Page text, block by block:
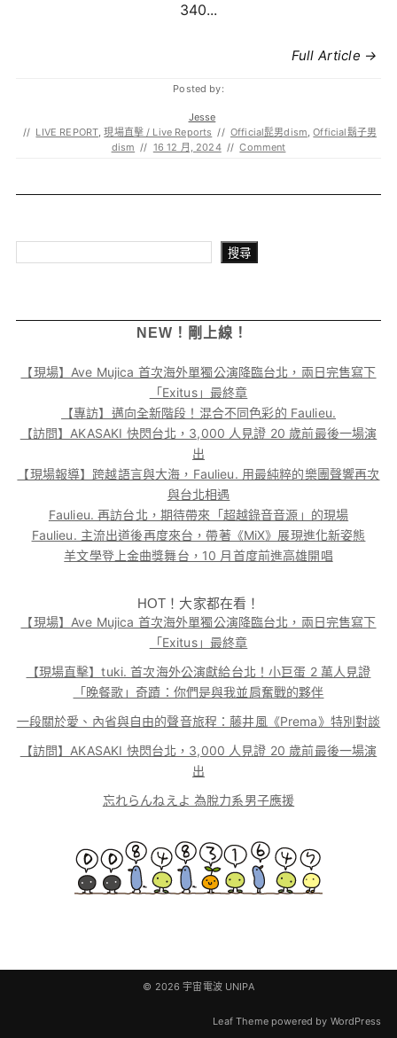
340...
Full Article →
Posted by:
Jesse
// LIVE REPORT,現場直擊 / Live Reports // Official髭男dism,Official鬍子男
dism // 16 12 月, 2024 // Comment
搜尋
NEW！剛上線！
【現場】Ave Mujica 首次海外單獨公演降臨台北，兩日完售寫下
「Exitus」最終章
【專訪】邁向全新階段！混合不同色彩的 Faulieu.
【訪問】AKASAKI 快閃台北，3,000 人見證 20 歲前最後一場演
出
【現場報導】跨越語言與大海，Faulieu. 用最純粹的樂團聲響再次
與台北相遇
Faulieu. 再訪台北，期待帶來「超越錄音音源」的現場
Faulieu. 主流出道後再度來台，帶著《MiX》展現進化新姿態
羊文學登上金曲獎舞台，10 月首度前進高雄開唱
HOT！大家都在看！
【現場】Ave Mujica 首次海外單獨公演降臨台北，兩日完售寫下
「Exitus」最終章
【現場直擊】tuki. 首次海外公演獻給台北！小巨蛋 2 萬人見證
「晚餐歌」奇蹟：你們是與我並肩奮戰的夥伴
一段關於愛、內省與自由的聲音旅程：藤井風《Prema》特別對談
【訪問】AKASAKI 快閃台北，3,000 人見證 20 歲前最後一場演
出
忘れらんねえよ 為脫力系男子應援
© 2026宇宙電波 UNIPA
Leaf Themepowered by WordPress